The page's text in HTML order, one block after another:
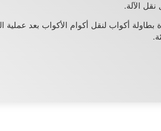
الآلة.
بطاولة أكواب لنقل أكوام الأكواب بعد